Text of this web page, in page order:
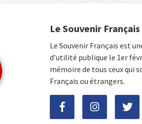
Le Souvenir Français
Le Souvenir Français est
d’utilité publique le 1er
mémoire de tous ceux qui
Français ou étrangers.